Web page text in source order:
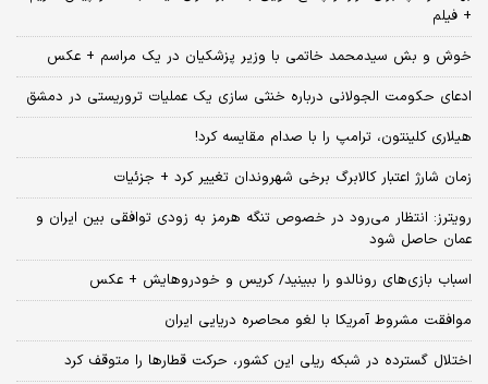
+ فیلم
خوش و بش سیدمحمد خاتمی با وزیر پزشکیان در یک مراسم + عکس
ادعای حکومت الجولانی درباره خنثی سازی یک عملیات تروریستی در دمشق
هیلاری کلینتون، ترامپ را با صدام مقایسه کرد!
زمان شارژ اعتبار کالابرگ برخی شهروندان تغییر کرد + جزئیات
رویترز: انتظار می‌رود در خصوص تنگه هرمز به زودی توافقی بین ایران و
عمان حاصل شود
اسباب‌ بازی‌های رونالدو را ببینید/ کریس و خودروهایش + عکس
موافقت مشروط آمریکا با لغو محاصره دریایی ایران
اختلال گسترده در شبکه ریلی این کشور، حرکت قطارها را متوقف کرد